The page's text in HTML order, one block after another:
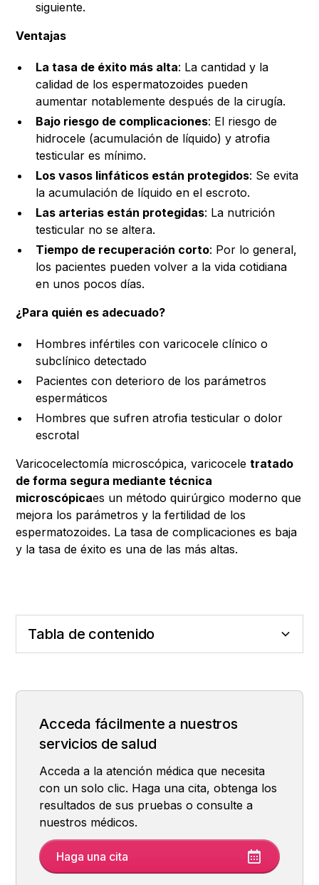
siguiente.
Ventajas
La tasa de éxito más alta: La cantidad y la
calidad de los espermatozoides pueden
aumentar notablemente después de la cirugía.
Bajo riesgo de complicaciones: El riesgo de
hidrocele (acumulación de líquido) y atrofia
testicular es mínimo.
Los vasos linfáticos están protegidos: Se evita
la acumulación de líquido en el escroto.
Las arterias están protegidas: La nutrición
testicular no se altera.
Tiempo de recuperación corto: Por lo general,
los pacientes pueden volver a la vida cotidiana
en unos pocos días.
¿Para quién es adecuado?
Hombres infértiles con varicocele clínico o
subclínico detectado
Pacientes con deterioro de los parámetros
espermáticos
Hombres que sufren atrofia testicular o dolor
escrotal
Varicocelectomía microscópica, varicoceletratado
de forma segura mediante técnica
microscópicaes un método quirúrgico moderno que
mejora los parámetros y la fertilidad de los
espermatozoides. La tasa de complicaciones es baja
y la tasa de éxito es una de las más altas.
Tabla de contenido
Acceda fácilmente a nuestros
servicios de salud
Acceda a la atención médica que necesita
con un solo clic. Haga una cita, obtenga los
resultados de sus pruebas o consulte a
nuestros médicos.
Haga una cita